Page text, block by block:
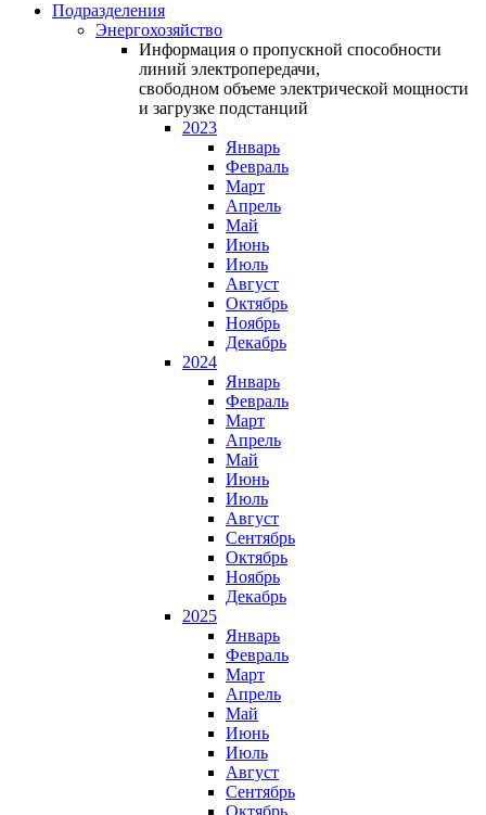
Подразделения
Энергохозяйство
Информация о пропускной способности
линий электропередачи,
свободном объеме электрической мощности
и загрузке подстанций
2023
Январь
Февраль
Март
Апрель
Май
Июнь
Июль
Август
Октябрь
Ноябрь
Декабрь
2024
Январь
Февраль
Март
Апрель
Май
Июнь
Июль
Август
Сентябрь
Октябрь
Ноябрь
Декабрь
2025
Январь
Февраль
Март
Апрель
Май
Июнь
Июль
Август
Сентябрь
Октябрь